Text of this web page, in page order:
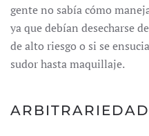
gente no sabía cómo
ya que debían desecharse
de alto riesgo o si se
sudor hasta maquillaje.
ARBITRARIEDAD